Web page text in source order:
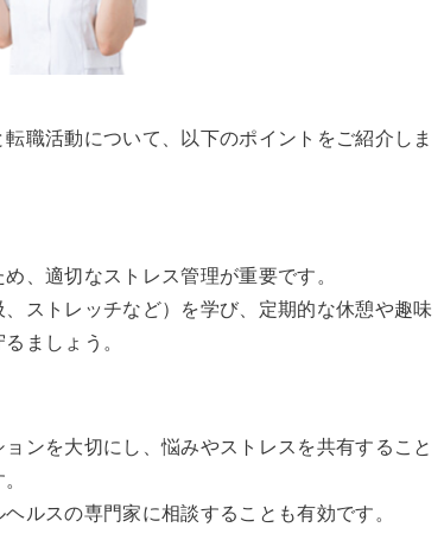
職活動について、以下のポイントをご紹介しま
、適切なストレス管理が重要です。
ストレッチなど）を学び、定期的な休憩や趣味
ましょう。
ンを大切にし、悩みやストレスを共有すること
ルスの専門家に相談することも有効です。